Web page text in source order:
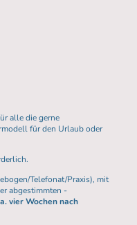
alle die gerne
für den Urlaub oder
Telefonat/Praxis), mit
abgestimmten -
vier Wochen nach